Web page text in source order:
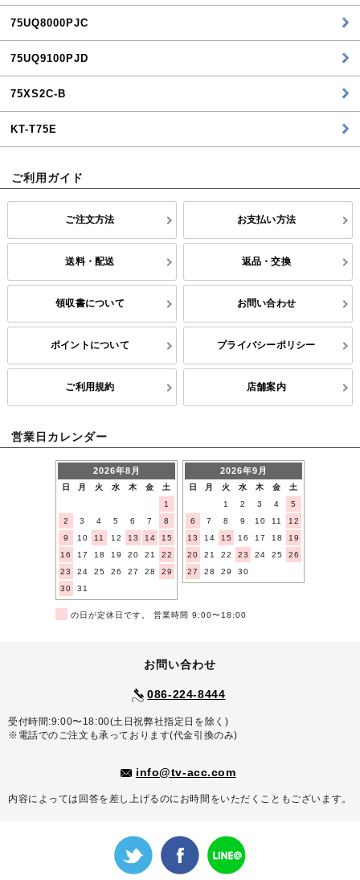
75UQ8000PJC
75UQ9100PJD
75XS2C-B
KT-T75E
ご利用ガイド
ご注文方法 お支払い方法
送料・配送 返品・交換
領収書について お問い合わせ
ポイントについて プライバシーポリシー
ご利用規約 店舗案内
営業日カレンダー
2026年8月
日 月 火 水 木 金
土
1
2
3 4 5 6 7
8
9
10 11 12 13 14
15
16
17 18 19 20 21
22
23
24 25 26 27 28
29
30
31
2026年9月
日 月 火 水 木 金
土
1
2 3 4
5
6
7 8 9 10 11
12
13
14 15 16 17 18
19
20
21 22 23 24 25
26
27
28 29 30
の日が定休日です。 営業時間 9:00〜18:00
お問い合わせ
086-224-8444
受付時間:9:00〜18:00(土日祝弊社指定日を除く)
※電話でのご注文も承っております(代金引換のみ)
info@tv-acc.com
内容によっては回答を差し上げるのにお時間をいただくこともございます。